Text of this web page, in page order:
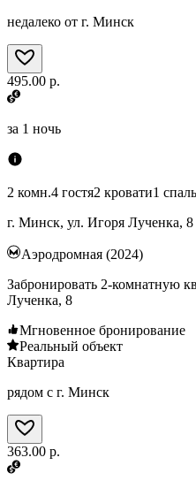
недалеко от г. Минск
495.00 р.
за 1 ночь
2 комн.4 гостя2 кровати1
г. Минск, ул. Игоря Лученка, 8
Аэродромная (2024)
Забронировать 2-комнатную
Лученка, 8
Мгновенное бронирование
Реальный объект
Квартира
рядом с г. Минск
363.00 р.